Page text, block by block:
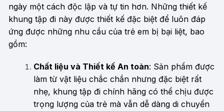
ngày một cách độc lập và tự tin hơn. Những thiết kế
khung tập đi này được thiết kế đặc biệt để luôn đáp
ứng được những nhu cầu của trẻ em bị bại liệt, bao
gồm:
Chất liệu và Thiết kế An toàn: Sản phẩm được
làm từ vật liệu chắc chắn nhưng đặc biệt rất
nhẹ, khung tập đi chính hãng có thể chịu được
trọng lượng của trẻ mà vẫn dễ dàng di chuyển